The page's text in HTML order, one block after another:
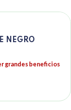
NEGRO
grandes beneficios